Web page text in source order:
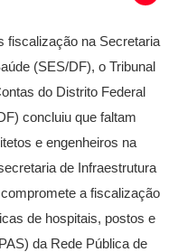
fiscalização na Secretaria
(SES/DF), o Tribunal
do Distrito Federal
concluiu que faltam
e engenheiros na
de Infraestrutura
a fiscalização
de hospitais, postos e
da Rede Pública de